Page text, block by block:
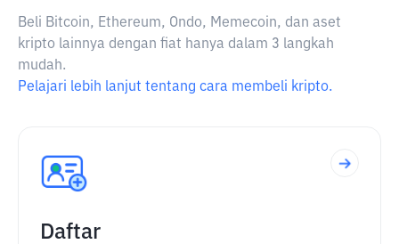
Beli Bitcoin, Ethereum, Ondo, Memecoin, dan aset
kripto lainnya dengan fiat hanya dalam 3 langkah
mudah.
Pelajari lebih lanjut tentang cara membeli kripto.
Daftar